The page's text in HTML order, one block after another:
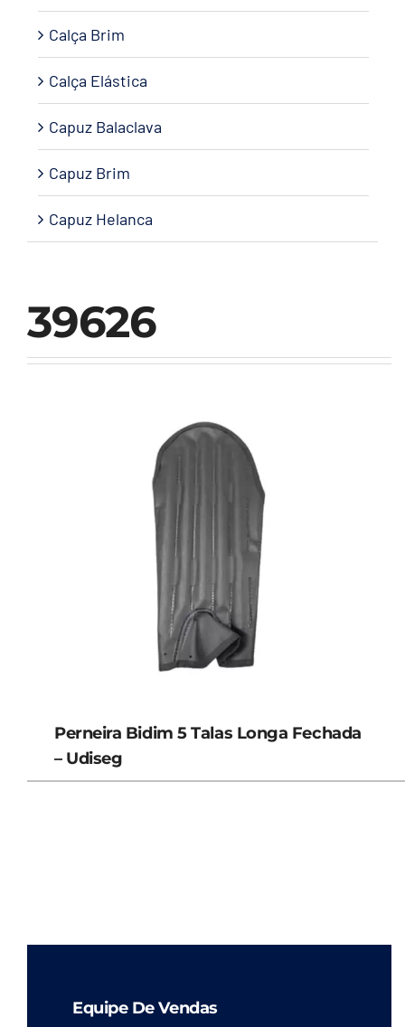
39626
Perneira Bidim 5 Talas Longa Fechada
– Udiseg
Calça Brim
Calça Elástica
Capuz Balaclava
Capuz Brim
Capuz Helanca
Equipe De Vendas